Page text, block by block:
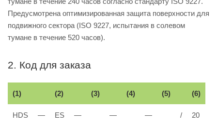
Предусмотрена оптимизированная защита поверхности для
подвижного сектора (ISO 9227, испытания в солевом
тумане в течение 520 часов).
2. Код для заказа
(1) (2) (3) (4) (5) (6)
HDS — ES — — — / 20